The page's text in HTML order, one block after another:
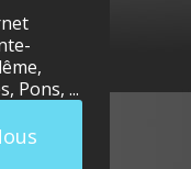
,
, Pons, ...